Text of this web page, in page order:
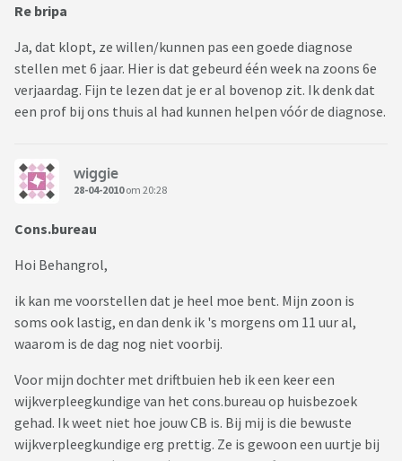
Re bripa
Ja, dat klopt, ze willen/kunnen pas een goede diagnose
stellen met 6 jaar. Hier is dat gebeurd één week na zoons 6e
verjaardag. Fijn te lezen dat je er al bovenop zit. Ik denk dat
een prof bij ons thuis al had kunnen helpen vóór de diagnose.
wiggie
28-04-2010om 20:28
Cons.bureau
Hoi Behangrol,
ik kan me voorstellen dat je heel moe bent. Mijn zoon is
soms ook lastig, en dan denk ik 's morgens om 11 uur al,
waarom is de dag nog niet voorbij.
Voor mijn dochter met driftbuien heb ik een keer een
wijkverpleegkundige van het cons.bureau op huisbezoek
gehad. Ik weet niet hoe jouw CB is. Bij mij is die bewuste
wijkverpleegkundige erg prettig. Ze is gewoon een uurtje bij